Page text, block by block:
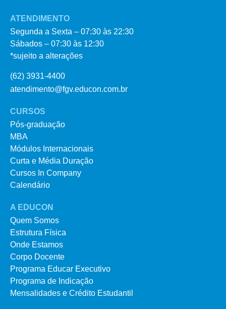
ATENDIMENTO
Segunda a Sexta – 07:30 às 22:30
Sábados – 07:30 às 12:30
*sujeito a alterações
(62) 3931-4400
atendimento@fgv.educon.com.br
CURSOS
Pós-graduação
MBA
Módulos Internacionais
Curta e Média Duração
Cursos In Company
Calendário
A EDUCON
Quem Somos
Estrutura Física
Onde Estamos
Corpo Docente
Programa Educar Executivo
Programa de Indicação
Mensalidades e Crédito Estudantil